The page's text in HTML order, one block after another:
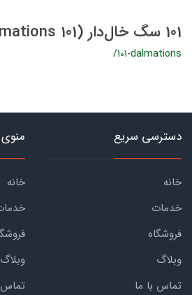
101 سگ خال‌دار (101 Dalmations)
/101-dalmations
دسترسی سریع
خانه
خدمات
فروشگاه
وبلاگ
تماس با ما
خانه
وبلاگ
تماس